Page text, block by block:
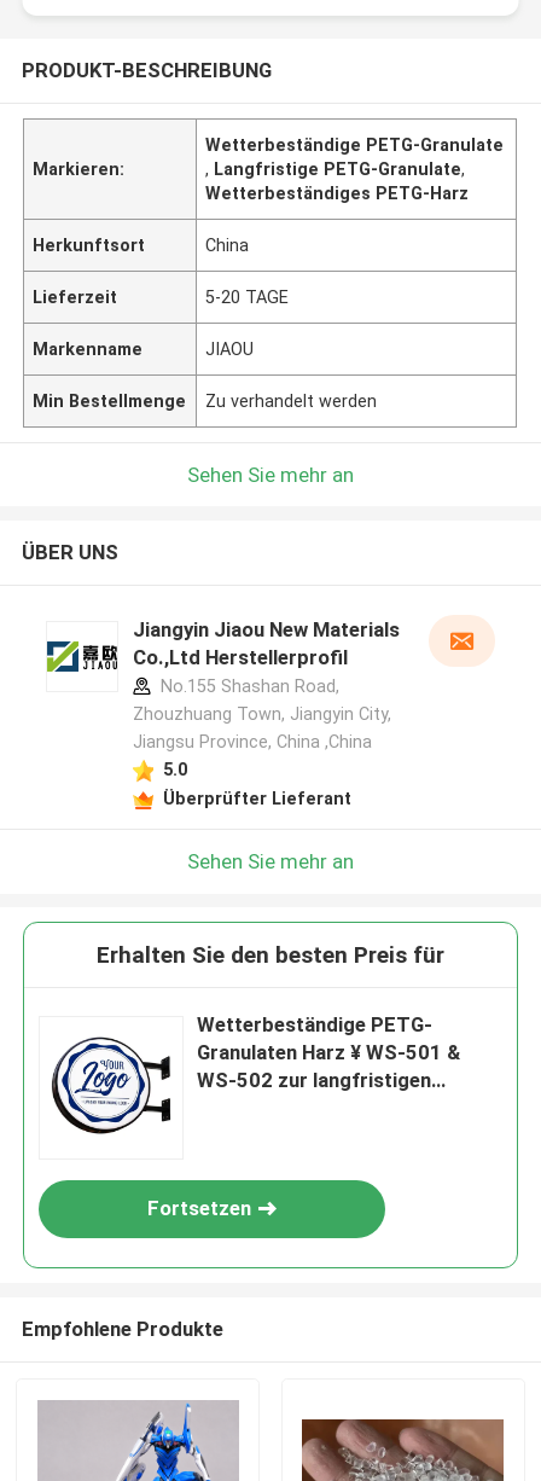
PRODUKT-BESCHREIBUNG
Markieren:
Wetterbeständige PETG-Granulate
, Langfristige PETG-Granulate,
Wetterbeständiges PETG-Harz
Herkunftsort China
Lieferzeit 5-20 TAGE
Markenname JIAOU
Min Bestellmenge Zu verhandelt werden
Sehen Sie mehr an
ÜBER UNS
Jiangyin Jiaou New Materials
Co.,Ltd Herstellerprofil
No.155 Shashan Road,
Zhouzhuang Town, Jiangyin City,
Jiangsu Province, China ,China
5.0
Überprüfter Lieferant
Sehen Sie mehr an
Erhalten Sie den besten Preis für
Wetterbeständige PETG-
Granulaten Harz ¥ WS-501 &
WS-502 zur langfristigen
Fortsetzen
Empfohlene Produkte